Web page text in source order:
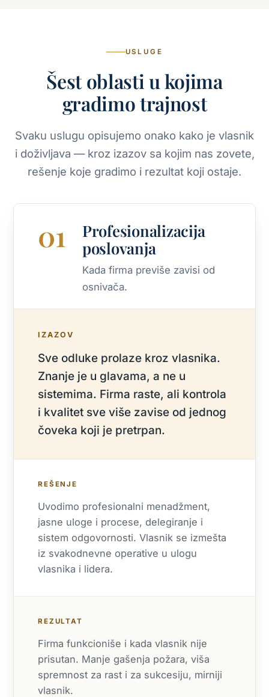
USLUGE
Šest oblasti u kojima
gradimo trajnost
Svaku uslugu opisujemo onako kako je vlasnik
i doživljava — kroz izazov sa kojim nas zovete,
rešenje koje gradimo i rezultat koji ostaje.
01
Profesionalizacija
poslovanja
Kada firma previše zavisi od
osnivača.
IZAZOV
Sve odluke prolaze kroz vlasnika.
Znanje je u glavama, a ne u
sistemima. Firma raste, ali kontrola
i kvalitet sve više zavise od jednog
čoveka koji je pretrpan.
REŠENJE
Uvodimo profesionalni menadžment,
jasne uloge i procese, delegiranje i
sistem odgovornosti. Vlasnik se izmešta
iz svakodnevne operative u ulogu
vlasnika i lidera.
REZULTAT
Firma funkcioniše i kada vlasnik nije
prisutan. Manje gašenja požara, viša
spremnost za rast i za sukcesiju, mirniji
vlasnik.